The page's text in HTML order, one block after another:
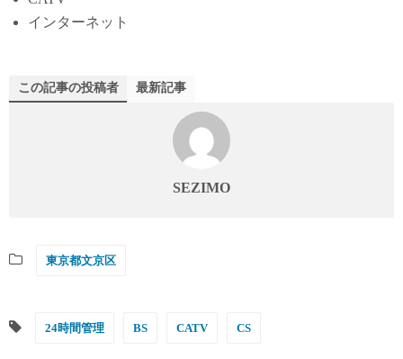
インターネット
この記事の投稿者 最新記事
SEZIMO
東京都文京区
24時間管理 BS CATV CS